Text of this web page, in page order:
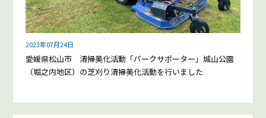
2023年07月24日
愛媛県松山市 清掃美化活動「パークサポーター」城山公園
（堀之内地区）の芝刈り清掃美化活動を行いました